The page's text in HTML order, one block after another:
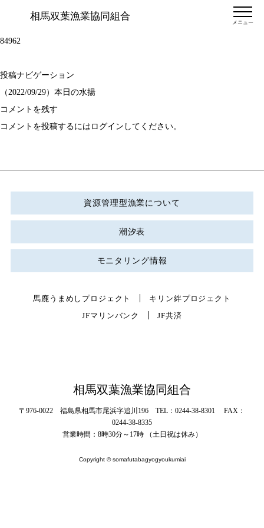
相馬双葉漁業協同組合
メニュー
84962
投稿ナビゲーション
（2022/09/29）本日の水揚
コメントを残す
コメントを投稿するには ログイン してください。
資源管理型漁業について
潮汐表
モニタリング情報
馬鹿うまめしプロジェクト
キリン絆プロジェクト
JFマリンバンク
JF共済
相馬双葉漁業協同組合
〒976-0022 福島県相馬市尾浜字追川196 TEL：0244-38-8301 FAX：
0244-38-8335
営業時間：8時30分～17時 （土日祝は休み）
Copyright © somafutabagyogyoukumiai